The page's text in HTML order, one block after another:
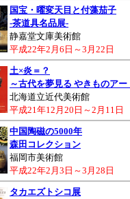
国宝・曜変天目と付藻茄子
-茶道具名品展-
静嘉堂文庫美術館
平成22年2月6日～3月22日
土×炎＝？
～古代を夢見る やきものアー
北海道立近代美術館
平成21年12月20日～2月11日
中国陶磁の5000年
森田コレクション
福岡市美術館
平成22年2月3日～3月28日
タカエズトシコ展